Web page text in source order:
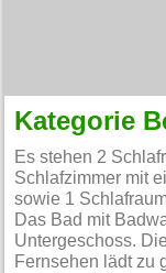
Kategorie
Es stehen 2
Schlafzimmer mit
sowie 1
Das Bad mit
Untergeschoss.
Fernsehen lädt zu